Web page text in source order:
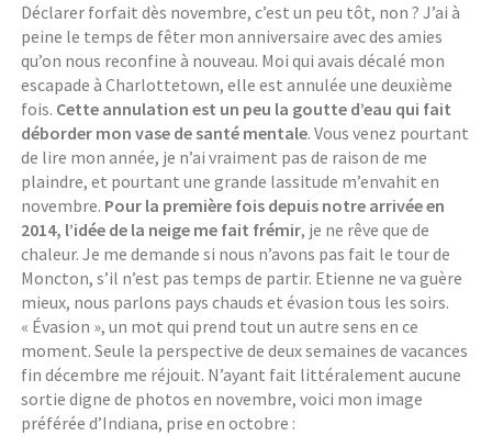
Déclarer forfait dès novembre, c’est un peu tôt, non ? J’ai à
peine le temps de fêter mon anniversaire avec des amies
qu’on nous reconfine à nouveau. Moi qui avais décalé mon
escapade à Charlottetown, elle est annulée une deuxième
fois. Cette annulation est un peu la goutte d’eau qui fait
déborder mon vase de santé mentale. Vous venez pourtant
de lire mon année, je n’ai vraiment pas de raison de me
plaindre, et pourtant une grande lassitude m’envahit en
novembre. Pour la première fois depuis notre arrivée en
2014, l’idée de la neige me fait frémir, je ne rêve que de
chaleur. Je me demande si nous n’avons pas fait le tour de
Moncton, s’il n’est pas temps de partir. Etienne ne va guère
mieux, nous parlons pays chauds et évasion tous les soirs.
« Évasion », un mot qui prend tout un autre sens en ce
moment. Seule la perspective de deux semaines de vacances
fin décembre me réjouit. N’ayant fait littéralement aucune
sortie digne de photos en novembre, voici mon image
préférée d’Indiana, prise en octobre :